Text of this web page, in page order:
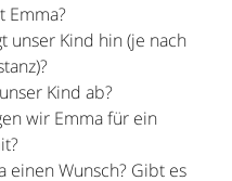
Emma?
unser Kind hin (je nach
Kind ab?
wir Emma für ein
einen Wunsch? Gibt es